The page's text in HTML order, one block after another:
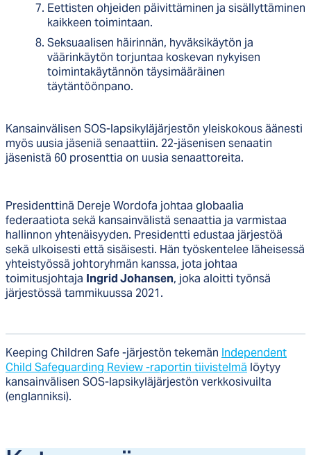
Eettisten ohjeiden päivittäminen ja sisällyttäminen
kaikkeen toimintaan.
Seksuaalisen häirinnän, hyväksikäytön ja
väärinkäytön torjuntaa koskevan nykyisen
toimintakäytännön täysimääräinen
täytäntöönpano.
Kansainvälisen SOS-lapsikyläjärjestön yleiskokous äänesti
myös uusia jäseniä senaattiin. 22-jäsenisen senaatin
jäsenistä 60 prosenttia on uusia senaattoreita.
Presidenttinä Dereje Wordofa johtaa globaalia
federaatiota sekä kansainvälistä senaattia ja varmistaa
hallinnon yhtenäisyyden. Presidentti edustaa järjestöä
sekä ulkoisesti että sisäisesti. Hän työskentelee läheisessä
yhteistyössä johtoryhmän kanssa, jota johtaa
toimitusjohtaja Ingrid Johansen, joka aloitti työnsä
järjestössä tammikuussa 2021.
Keeping Children Safe -järjestön tekemän Independent
Child Safeguarding Review -raportin tiivistelmä löytyy
kansainvälisen SOS-lapsikyläjärjestön verkkosivuilta
(englanniksi).